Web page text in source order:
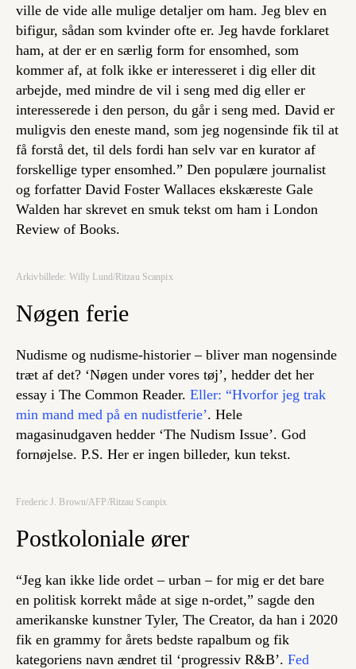
ville de vide alle mulige detaljer om ham. Jeg blev en
bifigur, sådan som kvinder ofte er. Jeg havde forklaret
ham, at der er en særlig form for ensomhed, som
kommer af, at folk ikke er interesseret i dig eller dit
arbejde, med mindre de vil i seng med dig eller er
interesserede i den person, du går i seng med. David er
muligvis den eneste mand, som jeg nogensinde fik til at
få forstå det, til dels fordi han selv var en kurator af
forskellige typer ensomhed.” Den populære journalist
og forfatter David Foster Wallaces ekskæreste Gale
Walden har skrevet en smuk tekst om ham i London
Review of Books.
Arkivbillede: Willy Lund/Ritzau Scanpix
Nøgen ferie
Nudisme og nudisme-historier – bliver man nogensinde
træt af det? ‘Nøgen under vores tøj’, hedder det her
essay i The Common Reader. Eller: “Hvorfor jeg trak
min mand med på en nudistferie’. Hele
magasinudgaven hedder ‘The Nudism Issue’. God
fornøjelse. P.S. Her er ingen billeder, kun tekst.
Frederic J. Brown/AFP/Ritzau Scanpix
Postkoloniale ører
“Jeg kan ikke lide ordet – urban – for mig er det bare
en politisk korrekt måde at sige n-ordet,” sagde den
amerikanske kunstner Tyler, The Creator, da han i 2020
fik en grammy for årets bedste rapalbum og fik
kategoriens navn ændret til ‘progressiv R&B’. Fed